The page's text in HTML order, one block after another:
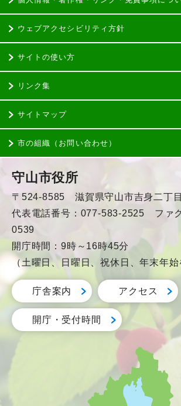
ウェブアクセシビリティ方針
サイトの使い方
リンク集
サイトマップ
市の組織（お問い合わせ）
守山市役所
〒524-8585 滋賀県守山市吉身二丁
代表電話番号：077-583-2525 ファ
0539
開庁時間：9時～16時45分
（土曜日、日曜日、祝休日、年末年始
庁舎案内 アクセス
開庁・受付時間